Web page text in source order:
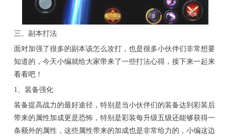
三、副本打法
面对加强了很多的副本该怎么攻打，也是很多小伙伴们非常想要
知道的，今天小编就给大家带来了一些打法心得，接下来一起来
看看吧！
1、装备强化
装备提高战力的最好途径，特别是当小伙伴们的装备达到彩装后
带来的属性加成更是恐怖，特别是彩装每升级五级还能够获得一
条额外的属性，这些属性带来的加成也是非常给力的，小编这边